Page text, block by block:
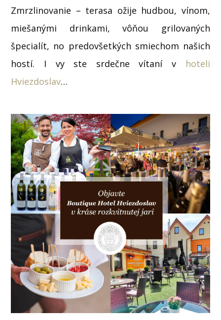
Zmrzlinovanie – terasa ožije hudbou, vínom,
miešanými drinkami, vôňou grilovaných
špecialít, no predovšetkých smiechom našich
hostí. I vy ste srdečne vítaní v
hoteli
Hviezdoslav…